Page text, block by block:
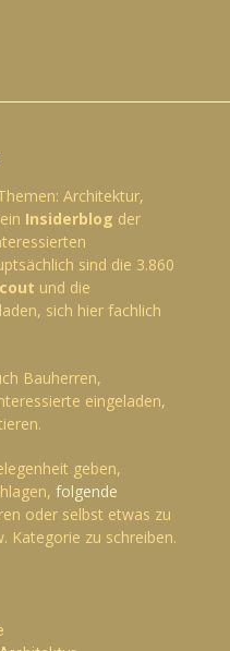
Architektur,
Insiderblog der
sind die 3.860
und die
sich hier fachlich
Bauherren,
eingeladen,
geben,
folgende
oder selbst etwas zu
Kategorie zu schreiben.